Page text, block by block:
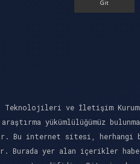
ve İletişim
yükümlülüğümüz
Bu internet sitesi, herhangi
Burada yer alan içerikler